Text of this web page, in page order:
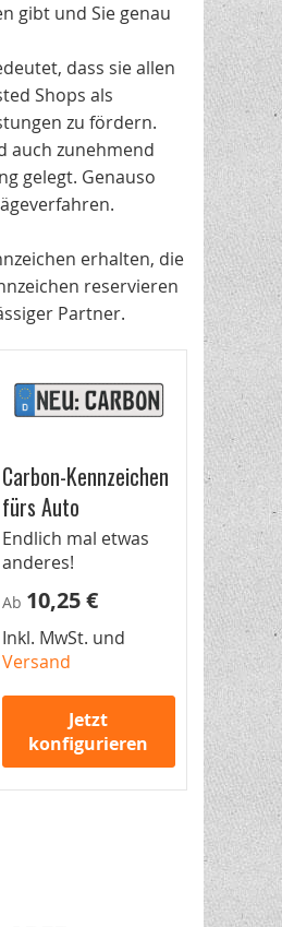
gibt und Sie genau
dass sie allen
Shops als
zu fördern.
auch zunehmend
gelegt. Genauso
erhalten, die
reservieren
Partner.
Carbon-Kennzeichen
fürs Auto
Endlich mal etwas
anderes!
Ab 10,25 €
Inkl. MwSt. und
Versand
Jetzt
konfigurieren